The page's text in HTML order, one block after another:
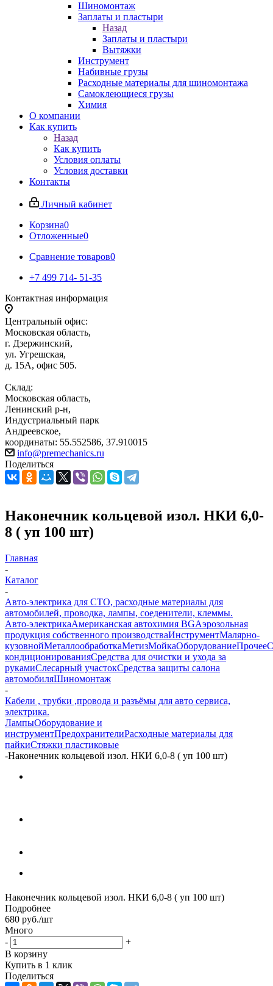
Шиномонтаж
Заплаты и пластыри
Назад
Заплаты и пластыри
Вытяжки
Инструмент
Набивные грузы
Расходные материалы для шиномонтажа
Самоклеющиеся грузы
Химия
О компании
Как купить
Назад
Как купить
Условия оплаты
Условия доставки
Контакты
Личный кабинет
Корзина0
Отложенные0
Сравнение товаров0
+7 499 714- 51-35
Контактная информация
Центральный офис:
Московская область,
г. Дзержинский,
ул. Угрешская,
д. 15А, офис 505.
Склад:
Московская область,
Ленинский р-н,
Индустриальный парк
Андреевское,
координаты: 55.552586, 37.910015
info@premechanics.ru
Поделиться
Наконечник кольцевой изол. НКИ 6,0-
8 ( уп 100 шт)
Главная
-
Каталог
-
Авто-электрика для СТО, расходные материалы для
автомобилей, проводка, лампы, соеденители, клеммы.
Авто-электрикаАмериканская автохимия BGАэрозольная
продукция собственного производстваИнструментМалярно-
кузовнойМеталлообработкаМетизМойкаОборудованиеПрочее
кондиционированияСредства для очистки и ухода за
рукамиСлесарный участокСредства защиты салона
автомобиляШиномонтаж
-
Кабели , трубки ,провода и разъёмы для авто сервиса,
электрика.
ЛампыОборудование и
инструментПредохранителиРасходные материалы для
пайкиСтяжки пластиковые
-Наконечник кольцевой изол. НКИ 6,0-8 ( уп 100 шт)
Наконечник кольцевой изол. НКИ 6,0-8 ( уп 100 шт)
Подробнее
680 руб./шт
Много
-
+
В корзину
Купить в 1 клик
Поделиться